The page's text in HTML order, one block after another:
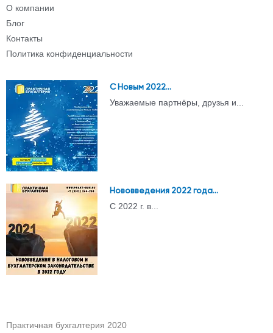
О компании
Блог
Контакты
Политика конфиденциальности
С Новым 2022...
Уважаемые партнëры, друзья и...
Нововведения 2022 года...
С 2022 г. в...
Практичная бухгалтерия 2020